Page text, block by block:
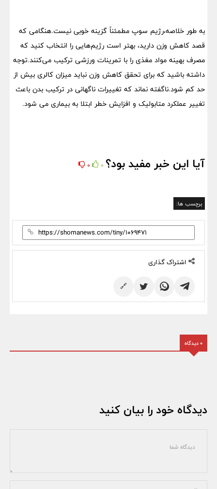
به طور خلاصه،رژیم سوپ مطمئناً گزینه خوبی نیست.هنگامی که
قصد کاهش وزن دارید، بهتر است رژیم‌هایی را انتخاب کنید که
مصرف بهینه مواد مغذی را با تمرینات ورزشی ترکیب می‌کنند.توجه
داشته باشید که برای تحقق کاهش وزن نباید میزان کالری بیش از
حد کم شود.ناگفته نماند که تغییرات ناگهانی در ترکیب بدن باعث
تغییر عملکرد متابولیک و افزایش خطر ابتلا به بیماری می شود.
آیا این خبر مفید بود؟ 0
0
برچسب ها:
اشتراک گذاری
🔗
0 دیدگاه
دیدگاه خود را بیان کنید